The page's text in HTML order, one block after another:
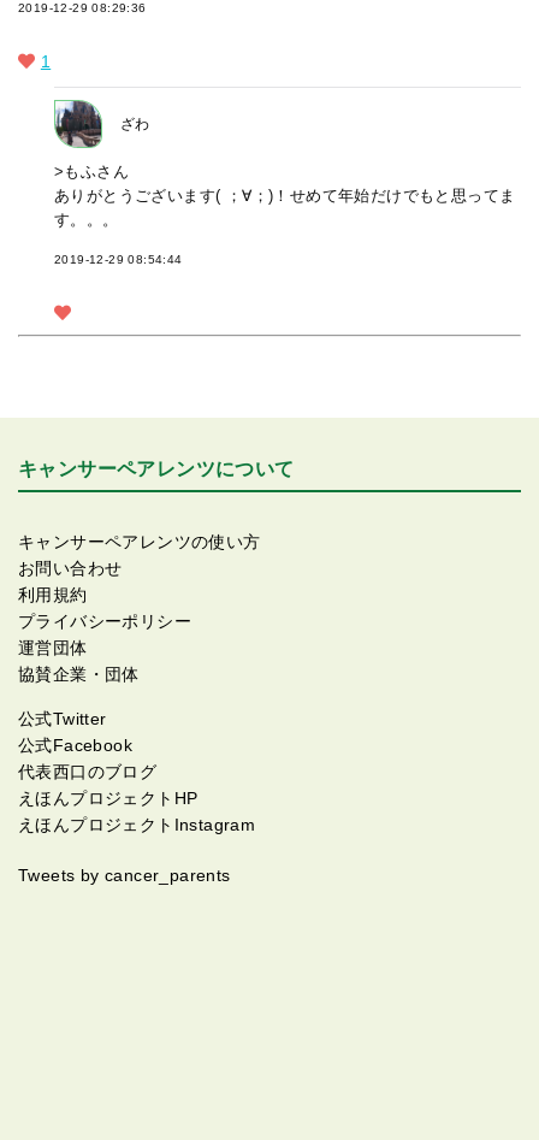
2019-12-29 08:29:36
1
ざわ
>もふさん
ありがとうございます( ；∀；)！せめて年始だけでもと思ってま
す。。。
2019-12-29 08:54:44
キャンサーペアレンツについて
キャンサーペアレンツの使い方
お問い合わせ
利用規約
プライバシーポリシー
運営団体
協賛企業・団体
公式Twitter
公式Facebook
代表西口のブログ
えほんプロジェクトHP
えほんプロジェクトInstagram
Tweets by cancer_parents